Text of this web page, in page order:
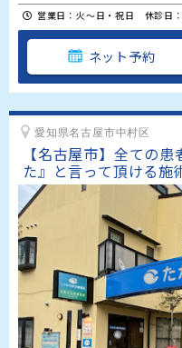
営業日：火～日・祝日 休診日
ネット予約
愛知県名古屋市中村区
【名古屋市】全ての
た』と言って頂ける施